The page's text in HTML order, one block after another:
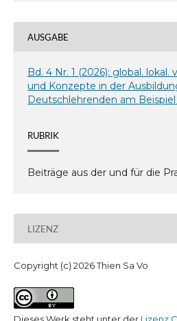
AUSGABE
Bd. 4 Nr. 1 (2026): global.
und Konzepte in der
Deutschlehrenden am
RUBRIK
Beiträge aus der und für die
LIZENZ
Copyright (c) 2026 Thien Sa Vo